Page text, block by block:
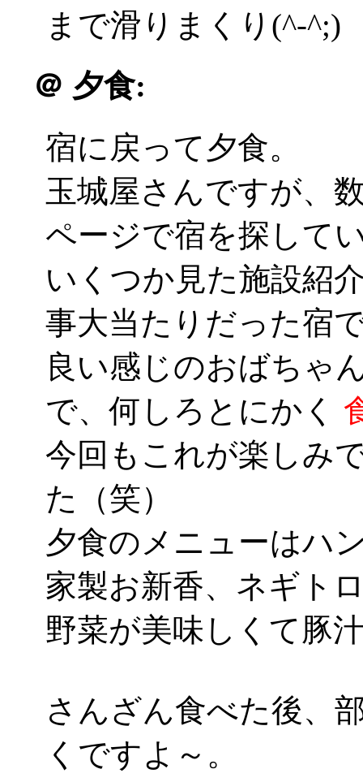
まで滑りまくり(^-^;)
＠ 夕食:
宿に戻って夕食。
玉城屋さんですが、
ページで宿を探して
いくつか見た施設紹
事大当たりだった宿
良い感じのおばちゃ
で、何しろとにかく
今回もこれが楽しみ
た（笑）
夕食のメニューはハ
家製お新香、ネギト
野菜が美味しくて豚
さんざん食べた後、
くですよ～。